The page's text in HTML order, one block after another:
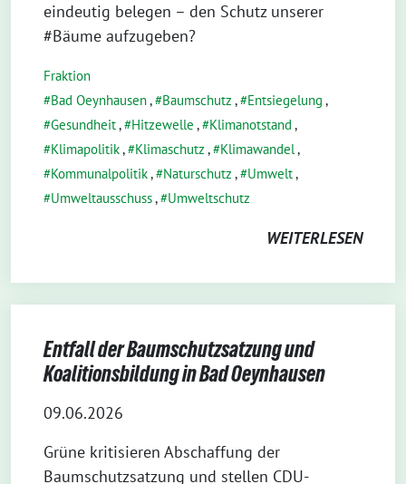
eindeutig belegen – den Schutz unserer
#Bäume aufzugeben?
Fraktion
Bad Oeynhausen, Baumschutz , Entsiegelung ,
Gesundheit, Hitzewelle , Klimanotstand ,
Klimapolitik, Klimaschutz , Klimawandel,
Kommunalpolitik, Naturschutz , Umwelt,
Umweltausschuss, Umweltschutz
WEITERLESEN
Entfall der Baumschutzsatzung und
Koalitionsbildung in Bad Oeynhausen
09.06.2026
Grüne kritisieren Abschaffung der
Baumschutzsatzung und stellen CDU-